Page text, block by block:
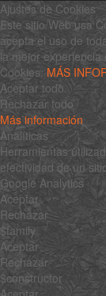
Ajustes de Cookies
Este sitio Web usa
acepta el uso de
la mejor experiencia
Cookies: MÁS
Aceptar todo
Rechazar todo
Más información
Analíticas
Herramientas
efectividad de un
Google Analytics
Aceptar
Rechazar
$family
Aceptar
Rechazar
$constructor